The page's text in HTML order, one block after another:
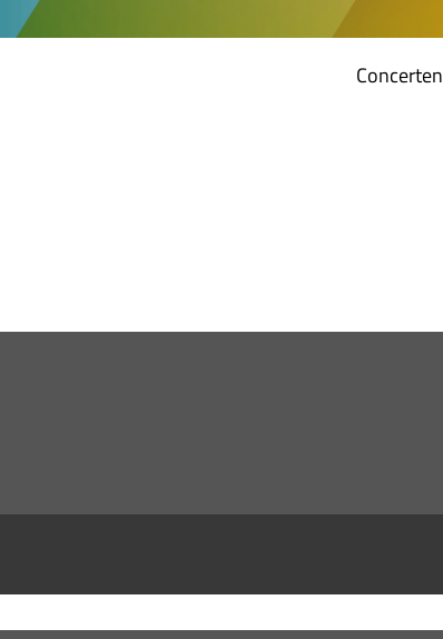
Concerten